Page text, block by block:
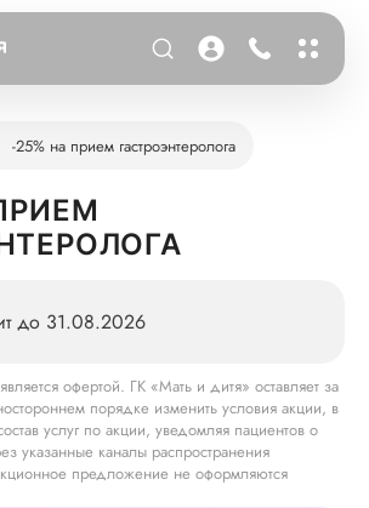
-25% на прием гастроэнтеролога
до 31.08.2026
офертой. ГК «Мать и дитя» оставляет за
порядке изменить условия акции, в
услуг по акции, уведомляя пациентов о
указанные каналы распространения
предложение не оформляются